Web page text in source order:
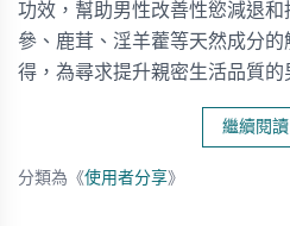
功效，幫助男性改善性慾減退
參、鹿茸、淫羊藿等天然成分
得，為尋求提升親密生活品質的
繼續閱讀
分類為《使用者分享》